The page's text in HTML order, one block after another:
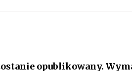
opublikowany.